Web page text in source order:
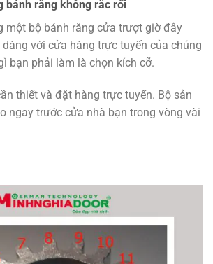
bánh răng không rắc rối
một bộ bánh răng cửa trượt giờ đây
với cửa hàng trực tuyến của chúng
bạn phải làm là chọn kích cỡ.
thiết và đặt hàng trực tuyến. Bộ sản
ngay trước cửa nhà bạn trong vòng vài